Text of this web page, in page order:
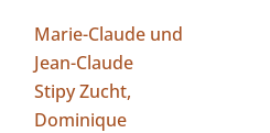
Marie-Claude und
Jean-Claude
Stipy Zucht,
Dominique